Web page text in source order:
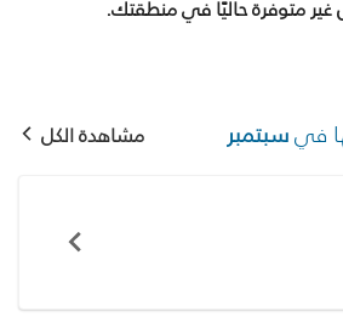
متوفرة حاليًا في منطقتك.
فيسبتمبر مشاهدة الكل